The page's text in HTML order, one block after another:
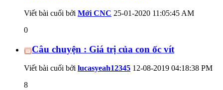
Viết bài cuối bởi Mới CNC 25-01-2020 11:05:45 AM
0
Câu chuyện : Giá trị của con ốc vít
Viết bài cuối bởi lucasyeah12345 12-08-2019 04:18:38 PM
8